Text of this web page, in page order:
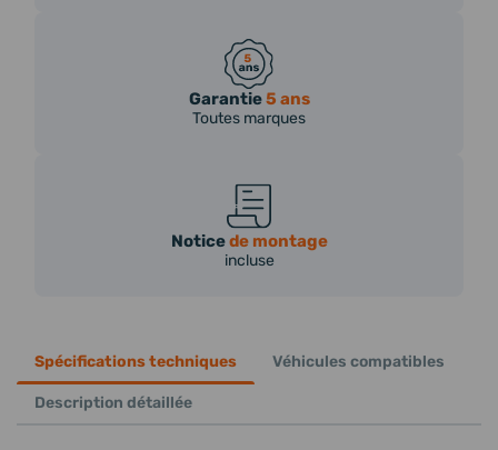
Garantie5 ans
Toutes marques
Noticede montage
incluse
Spécifications techniques Véhicules compatibles
Description détaillée